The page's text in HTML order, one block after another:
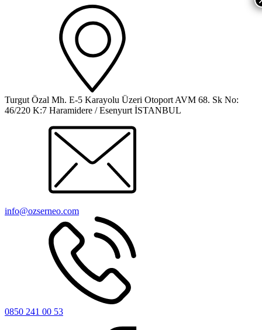
Turgut Özal Mh. E-5 Karayolu Üzeri Otoport AVM 68. Sk No:
46/220 K:7 Haramidere / Esenyurt İSTANBUL
info@ozserneo.com
0850 241 00 53